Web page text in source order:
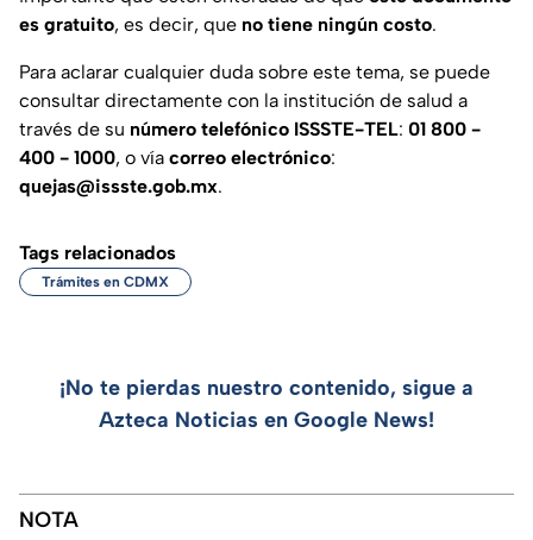
es gratuito, es decir, que no tiene ningún costo.
Para aclarar cualquier duda sobre este tema, se puede
consultar directamente con la institución de salud a
través de su número telefónico ISSSTE-TEL: 01 800 -
400 - 1000, o vía correo electrónico:
quejas@issste.gob.mx.
Tags relacionados
Trámites en CDMX
¡No te pierdas nuestro contenido, sigue a
Azteca Noticias en Google News!
NOTA